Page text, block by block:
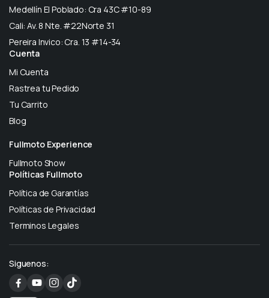
Medellín El Poblado: Cra 43C #10-89
Cali: Av. 8 Nte. #22Norte 31
Pereira Invico: Cra. 13 #14-34
Cuenta
Mi Cuenta
Rastrea tu Pedido
Tu Carrito
Blog
Fullmoto Experience
Fullmoto Show
Políticas Fullmoto
Política de Garantías
Políticas de Privacidad
Terminos Legales
Siguenos: